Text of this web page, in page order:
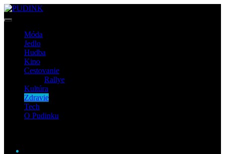
Móda
Jedlo
Hudba
Kino
Cestovanie
Rallye
Kultúra
Zdravie
Tech
O Pudinku